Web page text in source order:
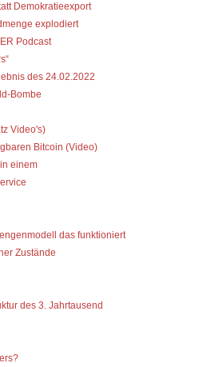
Demokratieexport
explodiert
Podcast
des 24.02.2022
Bombe
Video's)
Bitcoin (Video)
einem
das funktioniert
Zustände
des 3. Jahrtausend